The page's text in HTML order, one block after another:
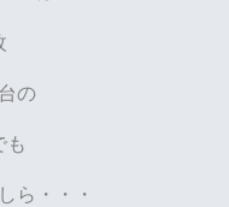
の
も
ら・・・